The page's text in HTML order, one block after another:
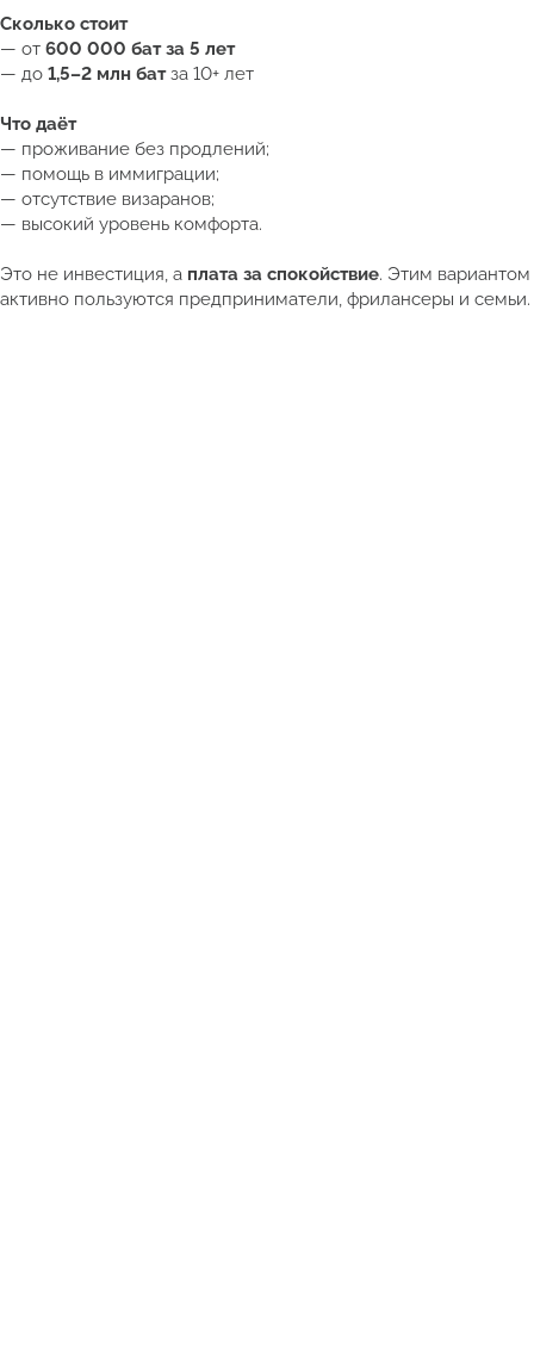
Сколько стоит
— от 600 000 бат за 5 лет
— до 1,5–2 млн батза 10+ лет
Что даёт
— проживание без продлений;
— помощь в иммиграции;
— отсутствие визаранов;
— высокий уровень комфорта.
Это не инвестиция, а плата за спокойствие. Этим вариантом
активно пользуются предприниматели, фрилансеры и семьи.